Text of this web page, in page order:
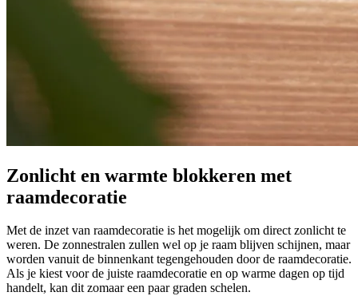
Zonlicht en warmte blokkeren met
raamdecoratie
Met de inzet van raamdecoratie is het mogelijk om direct zonlicht te
weren. De zonnestralen zullen wel op je raam blijven schijnen, maar
worden vanuit de binnenkant tegengehouden door de raamdecoratie.
Als je kiest voor de juiste raamdecoratie en op warme dagen op tijd
handelt, kan dit zomaar een paar graden schelen.